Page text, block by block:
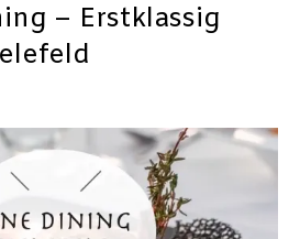
– Erstklassig